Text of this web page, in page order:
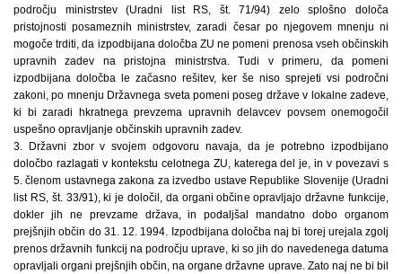
področju ministrstev (Uradni list RS, št. 71/94) zelo splošno določa
pristojnosti posameznih ministrstev, zaradi česar po njegovem mnenju ni
mogoče trditi, da izpodbijana določba ZU ne pomeni prenosa vseh občinskih
upravnih zadev na pristojna ministrstva. Tudi v primeru, da pomeni
izpodbijana določba le začasno rešitev, ker še niso sprejeti vsi področni
zakoni, po mnenju Državnega sveta pomeni poseg države v lokalne zadeve,
ki bi zaradi hkratnega prevzema upravnih delavcev povsem onemogočil
uspešno opravljanje občinskih upravnih zadev.
3. Državni zbor v svojem odgovoru navaja, da je potrebno izpodbijano
določbo razlagati v kontekstu celotnega ZU, katerega del je, in v povezavi s
5. členom ustavnega zakona za izvedbo ustave Republike Slovenije (Uradni
list RS, št. 33/91), ki je določil, da organi občine opravljajo državne funkcije,
dokler jih ne prevzame država, in podaljšal mandatno dobo organom
prejšnjih občin do 31. 12. 1994. Izpodbijana določba naj bi torej urejala zgolj
prenos državnih funkcij na področju uprave, ki so jih do navedenega datuma
opravljali organi prejšnjih občin, na organe državne uprave. Zato naj ne bi bil